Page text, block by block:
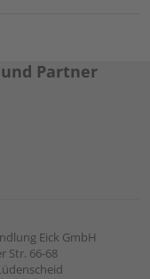
Partner
Eick GmbH
Str. 66-68